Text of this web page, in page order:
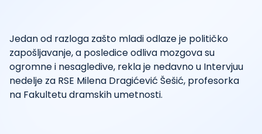
Jedan od razloga zašto mladi odlaze je političko
zapošljavanje, a posledice odliva mozgova su
ogromne i nesagledive, rekla je nedavno u Intervjuu
nedelje za RSE Milena Dragićević Šešić, profesorka
na Fakultetu dramskih umetnosti.